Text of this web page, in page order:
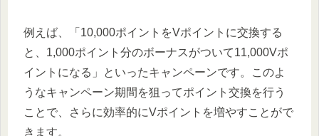
例えば、「10,000ポイントをVポイントに交換する
と、1,000ポイント分のボーナスがついて11,000Vポ
イントになる」といったキャンペーンです。このよ
うなキャンペーン期間を狙ってポイント交換を行う
ことで、さらに効率的にVポイントを増やすことがで
きます。